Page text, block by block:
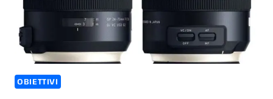
OBIETTIVI